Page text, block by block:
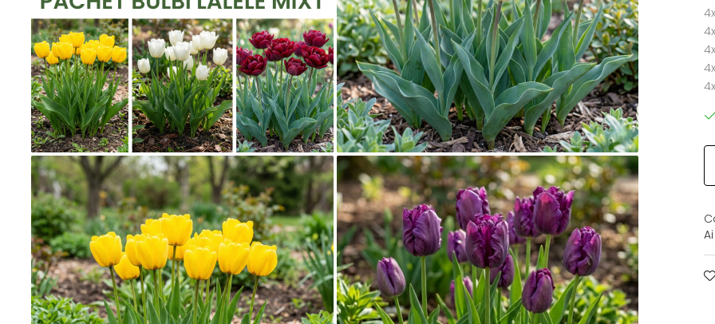
Corn
Smochin
Kaki
Mosmon
Migdal
Cires